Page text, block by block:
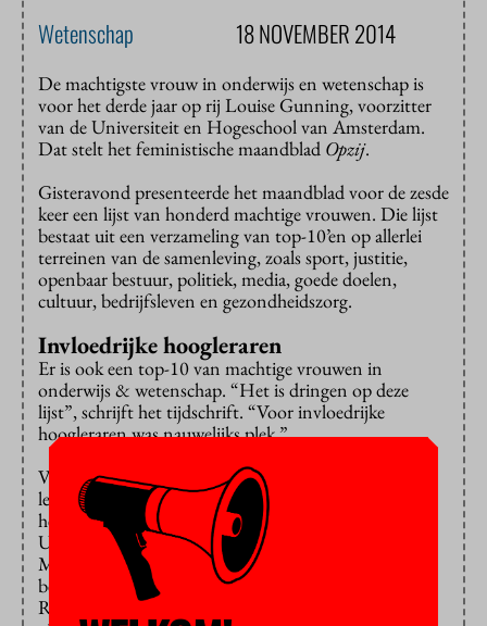
Wetenschap 18 NOVEMBER 2014
De machtigste vrouw in onderwijs en wetenschap is
voor het derde jaar op rij Louise Gunning, voorzitter
van de Universiteit en Hogeschool van Amsterdam.
Dat stelt het feministische maandblad Opzij.
Gisteravond presenteerde het maandblad voor de zesde
keer een lijst van honderd machtige vrouwen. Die lijst
bestaat uit een verzameling van top-10’en op allerlei
terreinen van de samenleving, zoals sport, justitie,
openbaar bestuur, politiek, media, goede doelen,
cultuur, bedrijfsleven en gezondheidszorg.
Invloedrijke hoogleraren
Er is ook een top-10 van machtige vrouwen in
onderwijs & wetenschap. “Het is dringen op deze
lijst”, schrijft het tijdschrift. “Voor invloedrijke
hoogleraren was nauwelijks plek.”
Van drie naar twee ging Louise Fresco, die haar
leerstoel aan de Universiteit van Amsterdam verlaten
heeft en nu aan het roer staat van Wageningen
Universiteit. Op drie en vier staan Pauline van der
Meer Mohr en Marjan Oudeman, de
bestuursvoorzitters van de Erasmus Universiteit
Rotterdam en de Universiteit Utrecht. Anka Mulder,